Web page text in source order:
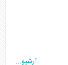
آرشیو...